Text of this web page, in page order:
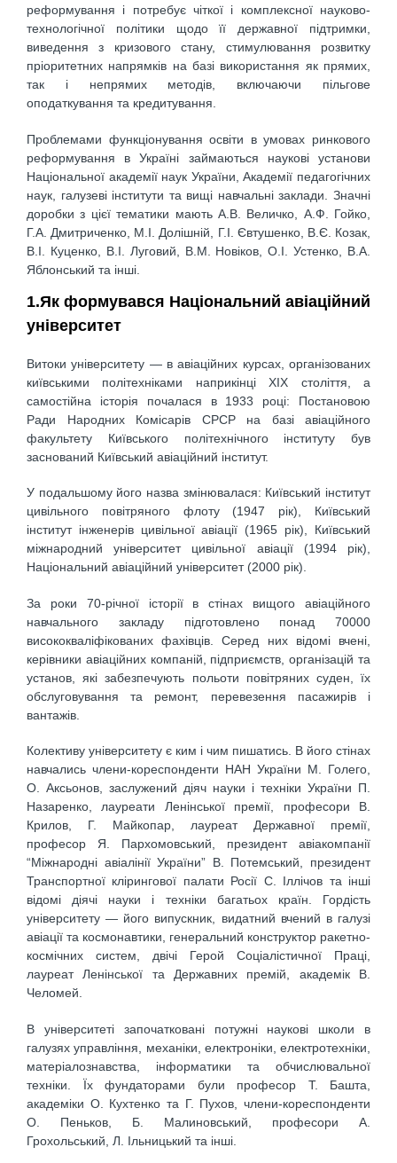
реформування і потребує чіткої і комплексної науково-
технологічної політики щодо її державної підтримки,
виведення з кризового стану, стимулювання розвитку
пріоритетних напрямків на базі використання як прямих,
так і непрямих методів, включаючи пільгове
оподаткування та кредитування.
Проблемами функціонування освіти в умовах ринкового
реформування в Україні займаються наукові установи
Національної академії наук України, Академії педагогічних
наук, галузеві інститути та вищі навчальні заклади. Значні
доробки з цієї тематики мають А.В. Величко, А.Ф. Гойко,
Г.А. Дмитриченко, М.І. Долішній, Г.І. Євтушенко, В.Є. Козак,
В.І. Куценко, В.І. Луговий, В.М. Новіков, О.І. Устенко, В.А.
Яблонський та інші.
1.Як формувався Національний авіаційний
університет
Витоки університету — в авіаційних курсах, організованих
київськими політехніками наприкінці XIX століття, а
самостійна історія почалася в 1933 році: Постановою
Ради Народних Комісарів СРСР на базі авіаційного
факультету Київського політехнічного інституту був
заснований Київський авіаційний інститут.
У подальшому його назва змінювалася: Київський інститут
цивільного повітряного флоту (1947 рік), Київський
інститут інженерів цивільної авіації (1965 рік), Київський
міжнародний університет цивільної авіації (1994 рік),
Національний авіаційний університет (2000 рік).
За роки 70-річної історії в стінах вищого авіаційного
навчального закладу підготовлено понад 70000
висококваліфікованих фахівців. Серед них відомі вчені,
керівники авіаційних компаній, підприємств, організацій та
установ, які забезпечують польоти повітряних суден, їх
обслуговування та ремонт, перевезення пасажирів і
вантажів.
Колективу університету є ким і чим пишатись. В його стінах
навчались члени-кореспонденти НАН України М. Голего,
О. Аксьонов, заслужений діяч науки і техніки України П.
Назаренко, лауреати Ленінської премії, професори В.
Крилов, Г. Майкопар, лауреат Державної премії,
професор Я. Пархомовський, президент авіакомпанії
“Міжнародні авіалінії України” В. Потемський, президент
Транспортної клірингової палати Росії С. Iллічов та інші
відомі діячі науки і техніки багатьох країн. Гордість
університету — його випускник, видатний вчений в галузі
авіації та космонавтики, генеральний конструктор ракетно-
космічних систем, двічі Герой Соціалістичної Праці,
лауреат Ленінської та Державних премій, академік В.
Челомей.
В університеті започатковані потужні наукові школи в
галузях управління, механіки, електроніки, електротехніки,
матеріалознавства, інформатики та обчислювальної
техніки. Їх фундаторами були професор Т. Башта,
академіки О. Кухтенко та Г. Пухов, члени-кореспонденти
О. Пеньков, Б. Малиновський, професори А.
Грохольський, Л. Iльницький та інші.